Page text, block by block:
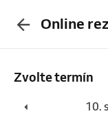
Online
Zvolte termín
10.